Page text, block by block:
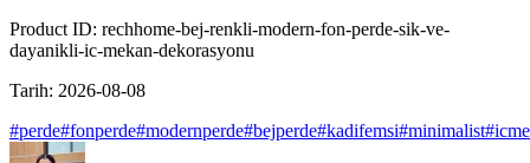
Product ID: rechhome-bej-renkli-modern-fon-perde-sik-ve-
dayanikli-ic-mekan-dekorasyonu
Tarih: 2026-08-08
#perde#fonperde#modernperde#bejperde#kadifemsi#minimalist#